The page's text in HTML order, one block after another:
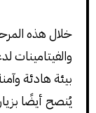
خلال هذه
والفيتامينات
بيئة هادئة
يُنصح أيضًا